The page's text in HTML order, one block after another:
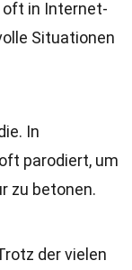
oft in Internet-
Situationen
In
parodiert, um
zu betonen.
der vielen